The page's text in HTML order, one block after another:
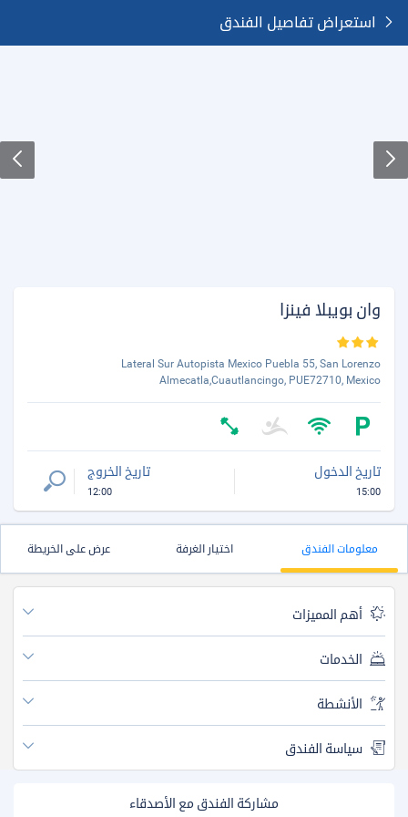
استعراض تفاصيل الفندق
وان بويبلا فينزا
Lateral Sur Autopista Mexico Puebla 55, San Lorenzo
Almecatla,Cuautlancingo, PUE72710, Mexico
تاريخ الدخول
15:00
تاريخ الخروج
12:00
معلومات الفندق اختيار الغرفة عرض على الخريطة
أهم المميزات
الخدمات
الأنشطة
سياسة الفندق
مشاركة الفندق مع الأصدقاء